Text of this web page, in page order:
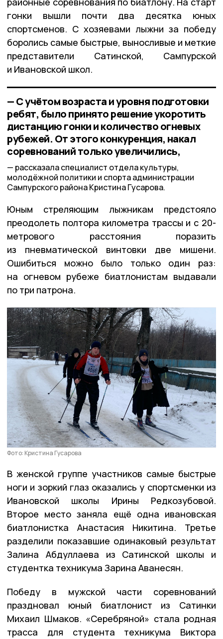
гонки вышли почти два десятка юных
спортсменов. С хозяевами лыжни за победу
боролись самые быстрые, выносливые и меткие
представители Сатинской, Сампурской
и Ивановской школ.
— С учётом возраста и уровня подготовки
ребят, было принято решение укоротить
дистанцию гонки и количество огневых
рубежей. От этого конкуренция, накал
соревнований только увеличились,
рассказала специалист отдела культуры,
молодёжной политики и спорта администрации
Сампурского района Кристина Гусарова.
Юным стреляющим лыжникам предстояло
преодолеть полтора километра трассы и с 20-
метрового расстояния поразить
из пневматической винтовки две мишени.
Ошибиться можно было только один раз:
на огневом рубеже биатлонистам выдавали
по три патрона.
Фото: Кристина Гусарова
В женской группе участников самые быстрые
ноги и зоркий глаз оказались у спортсменки из
Ивановской школы Ирины Редкозубовой.
Второе место заняла ещё одна ивановская
биатлонистка Анастасия Никитина. Третье
разделили показавшие одинаковый результат
Залина Абдуллаева из Сатинской школы и
студентка техникума Зарина Аванесян.
Победу в мужской части соревнований
праздновал юный биатлонист из Сатинки
Михаил Шмаков. «Серебряной» стала родная
трасса для студента техникума Виктора